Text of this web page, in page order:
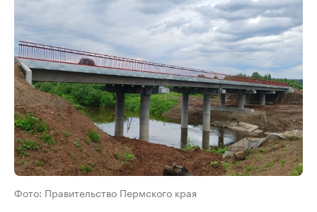
Фото: Правительство Пермского края